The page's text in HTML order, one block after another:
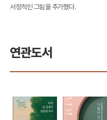
서정적인 그림을 추가했다.
연관도서